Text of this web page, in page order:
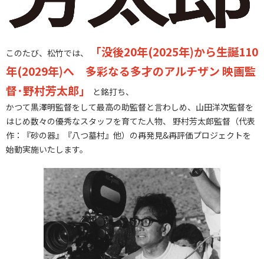
このたび、松竹では、 「没後20年(2025年)から―生誕110
年(2029年)へ 多彩なる多才のアルチザン 映画監
督･野村芳太郎」
と銘打ち、
かつて黒澤明監督をして最高の助監督と言わしめ、山田洋次監督を
はじめ数々の優秀なスタッフを育てた人物、 野村芳太郎監督（代表
作：『砂の器』『八つ墓村』他）の再発見&再評価プロジェクトを
始動実施いたします。